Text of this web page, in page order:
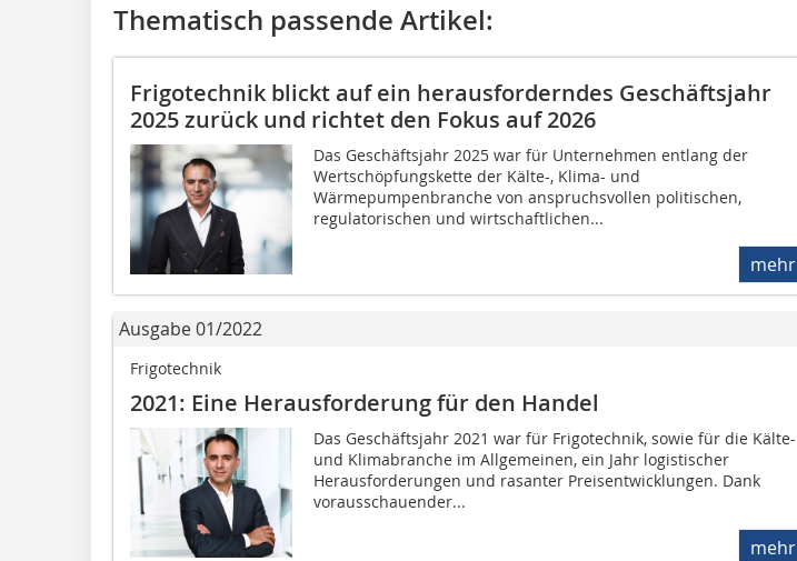
Thematisch passende Artikel:
Frigotechnik blickt auf ein herausforderndes Geschäftsjahr
2025 zurück und richtet den Fokus auf 2026
Das Geschäftsjahr 2025 war für Unternehmen entlang der
Wertschöpfungskette der Kälte-, Klima- und
Wärmepumpenbranche von anspruchsvollen politischen,
regulatorischen und wirtschaftlichen...
mehr
Ausgabe 01/2022
Frigotechnik
2021: Eine Herausforderung für den Handel
Das Geschäftsjahr 2021 war für Frigotechnik, sowie für die Kälte-
und Klimabranche im Allgemeinen, ein Jahr logistischer
Herausforderungen und rasanter Preisentwicklungen. Dank
vorausschauender...
mehr